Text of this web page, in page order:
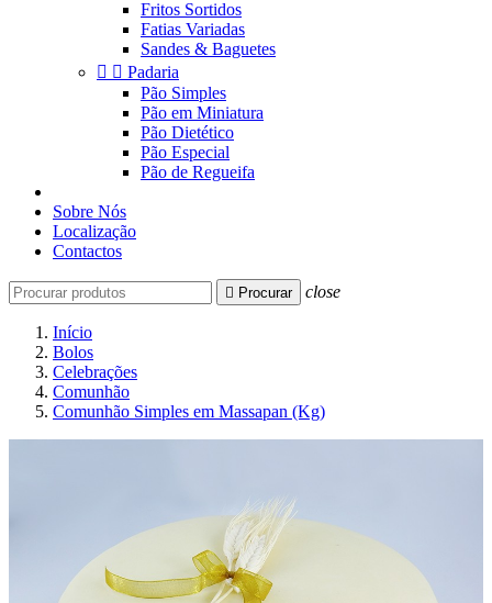
Fritos Sortidos
Fatias Variadas
Sandes & Baguetes
  Padaria
Pão Simples
Pão em Miniatura
Pão Dietético
Pão Especial
Pão de Regueifa
Sobre Nós
Localização
Contactos
 Procurar close
Início
Bolos
Celebrações
Comunhão
Comunhão Simples em Massapan (Kg)